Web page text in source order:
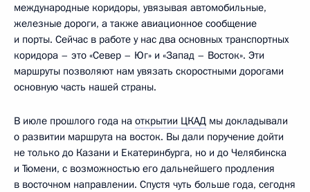
международные коридоры, увязывая автомобильные,
железные дороги, а также авиационное сообщение
и порты. Сейчас в работе у нас два основных транспортных
коридора – это «Север – Юг» и «Запад – Восток». Эти
маршруты позволяют нам увязать скоростными дорогами
основную часть нашей страны.
В июле прошлого года на открытии ЦКАД мы докладывали
о развитии маршрута на восток. Вы дали поручение дойти
не только до Казани и Екатеринбурга, но и до Челябинска
и Тюмени, с возможностью его дальнейшего продления
в восточном направлении. Спустя чуть больше года, сегодня